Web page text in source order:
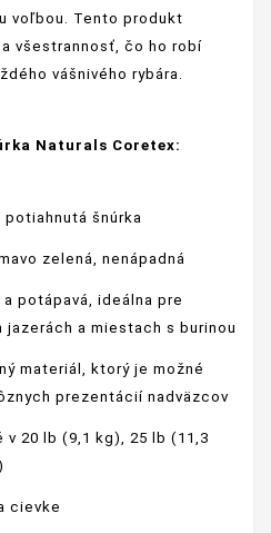
voľbou. Tento produkt
všestrannosť, čo ho robí
vášnivého rybára.
Naturals Coretex:
potiahnutá šnúrka
zelená, nenápadná
a potápavá, ideálna pre
jazerách a miestach s burinou
materiál, ktorý je možné
prezentácií nadväzcov
v 20 lb (9,1 kg), 25 lb (11,3
cievke